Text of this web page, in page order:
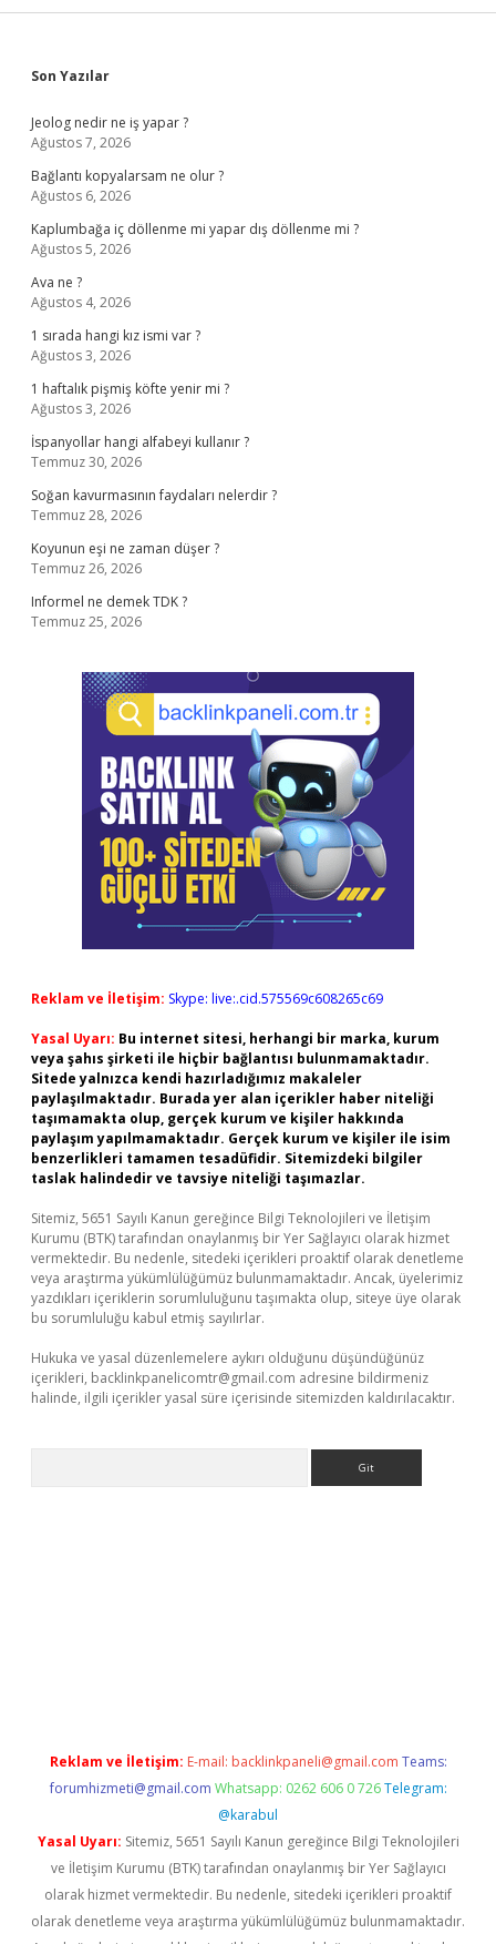
Sidebar
Son Yazılar
Jeolog nedir ne iş yapar ?
Ağustos 7, 2026
Bağlantı kopyalarsam ne olur ?
Ağustos 6, 2026
Kaplumbağa iç döllenme mi yapar dış döllenme mi ?
Ağustos 5, 2026
Ava ne ?
Ağustos 4, 2026
1 sırada hangi kız ismi var ?
Ağustos 3, 2026
1 haftalık pişmiş köfte yenir mi ?
Ağustos 3, 2026
İspanyollar hangi alfabeyi kullanır ?
Temmuz 30, 2026
Soğan kavurmasının faydaları nelerdir ?
Temmuz 28, 2026
Koyunun eşi ne zaman düşer ?
Temmuz 26, 2026
Informel ne demek TDK ?
Temmuz 25, 2026
Reklam ve İletişim: Skype: live:.cid.575569c608265c69
Yasal Uyarı: Bu internet sitesi, herhangi bir marka, kurum
veya şahıs şirketi ile hiçbir bağlantısı bulunmamaktadır.
Sitede yalnızca kendi hazırladığımız makaleler
paylaşılmaktadır. Burada yer alan içerikler haber niteliği
taşımamakta olup, gerçek kurum ve kişiler hakkında
paylaşım yapılmamaktadır. Gerçek kurum ve kişiler ile isim
benzerlikleri tamamen tesadüfidir. Sitemizdeki bilgiler
taslak halindedir ve tavsiye niteliği taşımazlar.
Sitemiz, 5651 Sayılı Kanun gereğince Bilgi Teknolojileri ve İletişim
Kurumu (BTK) tarafından onaylanmış bir Yer Sağlayıcı olarak hizmet
vermektedir. Bu nedenle, sitedeki içerikleri proaktif olarak denetleme
veya araştırma yükümlülüğümüz bulunmamaktadır. Ancak, üyelerimiz
yazdıkları içeriklerin sorumluluğunu taşımakta olup, siteye üye olarak
bu sorumluluğu kabul etmiş sayılırlar.
Hukuka ve yasal düzenlemelere aykırı olduğunu düşündüğünüz
içerikleri, backlinkpanelicomtr@gmail.com adresine bildirmeniz
halinde, ilgili içerikler yasal süre içerisinde sitemizden kaldırılacaktır.
Reklam ve İletişim: E-mail: backlinkpaneli@gmail.com Teams:
forumhizmeti@gmail.com Whatsapp: 0262 606 0 726 Telegram:
@karabul
Yasal Uyarı: Sitemiz, 5651 Sayılı Kanun gereğince Bilgi Teknolojileri
ve İletişim Kurumu (BTK) tarafından onaylanmış bir Yer Sağlayıcı
olarak hizmet vermektedir. Bu nedenle, sitedeki içerikleri proaktif
olarak denetleme veya araştırma yükümlülüğümüz bulunmamaktadır.